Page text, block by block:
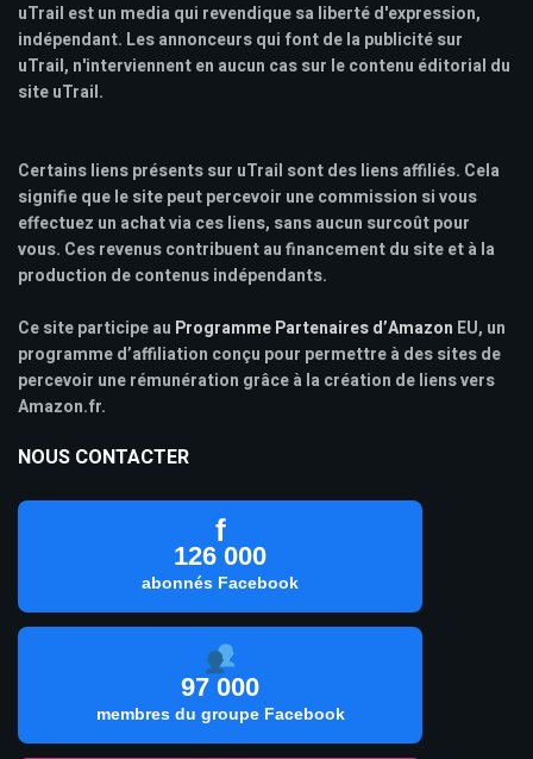
uTrail est un media qui revendique sa liberté d'expression,
indépendant. Les annonceurs qui font de la publicité sur
uTrail, n'interviennent en aucun cas sur le contenu éditorial du
site uTrail.
Certains liens présents sur uTrail sont des liens affiliés. Cela
signifie que le site peut percevoir une commission si vous
effectuez un achat via ces liens, sans aucun surcoût pour
vous. Ces revenus contribuent au financement du site et à la
production de contenus indépendants.
Ce site participe au Programme Partenaires d’Amazon EU, un
programme d’affiliation conçu pour permettre à des sites de
percevoir une rémunération grâce à la création de liens vers
Amazon.fr.
NOUS CONTACTER
f
126 000
abonnés Facebook
97 000
membres du groupe Facebook